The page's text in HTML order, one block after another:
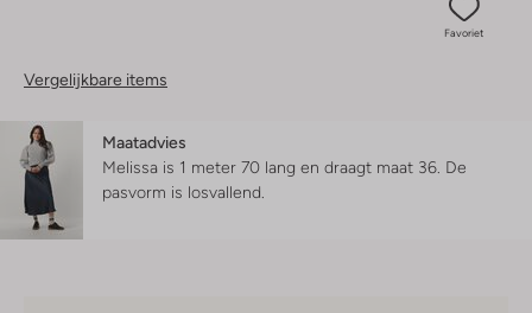
Favoriet
Vergelijkbare items
Maatadvies
Melissa is 1 meter 70 lang en draagt maat 36. De
pasvorm is losvallend